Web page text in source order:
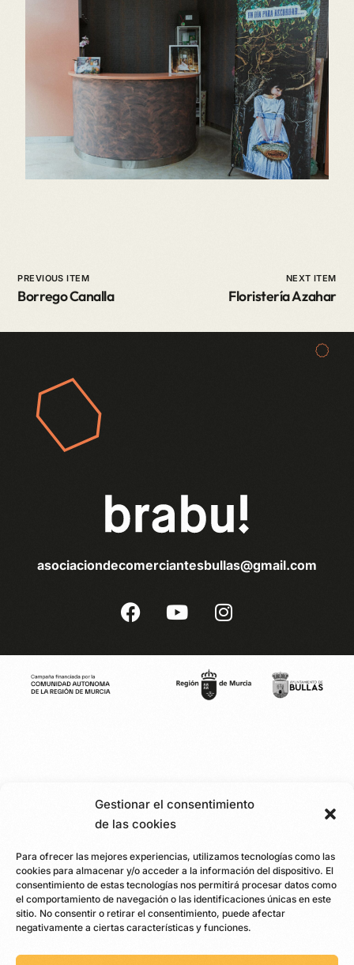
Gestionar el consentimiento
de las cookies
Para ofrecer las mejores experiencias, utilizamos tecnologías como las
cookies para almacenar y/o acceder a la información del dispositivo. El
consentimiento de estas tecnologías nos permitirá procesar datos como
el comportamiento de navegación o las identificaciones únicas en este
sitio. No consentir o retirar el consentimiento, puede afectar
negativamente a ciertas características y funciones.
PREVIOUS ITEM
Borrego Canalla
NEXT ITEM
Floristería Azahar
asociaciondecomerciantesbullas@gmail.com